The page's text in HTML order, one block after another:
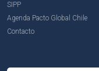
SIPP
Agenda Pacto Global Chile
Contacto